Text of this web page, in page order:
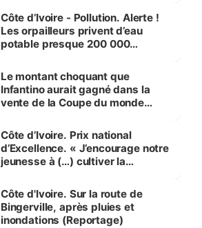
Côte d’Ivoire - Pollution. Alerte !
Les orpailleurs privent d’eau
potable presque 200 000
Le montant choquant que
Infantino aurait gagné dans la
vente de la Coupe du monde
Côte d’Ivoire. Prix national
d’Excellence. « J’encourage notre
jeunesse à (…) cultiver la
(Alassane Ouattara
Côte d'Ivoire. Sur la route de
Bingerville, après pluies et
inondations (Reportage)